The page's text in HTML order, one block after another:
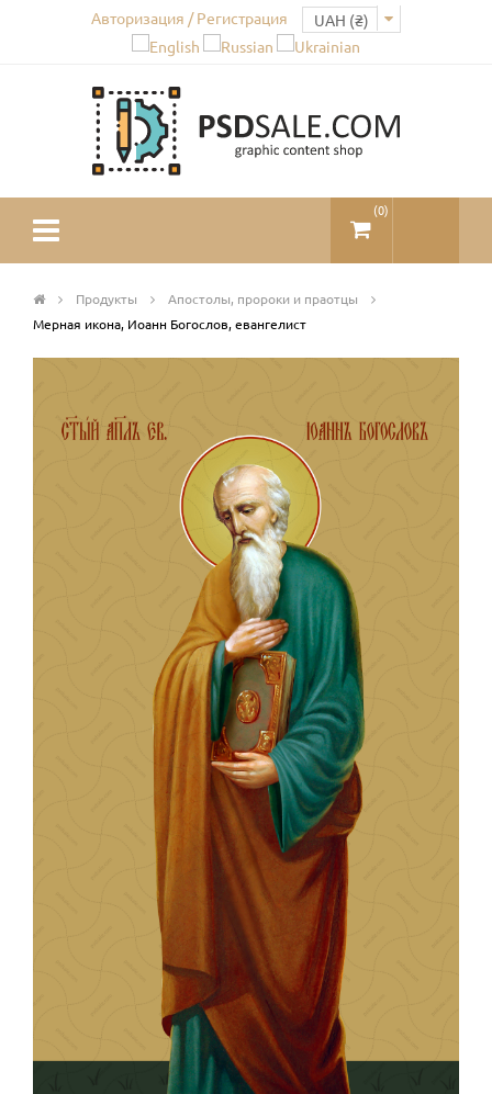
Авторизация / Регистрация
(0)
Продукты
Апостолы, пророки и праотцы
Мерная икона, Иоанн Богослов, евангелист